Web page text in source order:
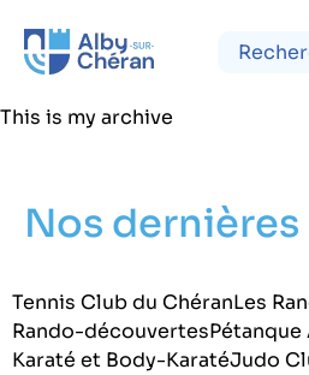
This is my archive
Nos
Tennis Club du ChéranLes
Rando-découvertes
Karaté et Body-KaratéJudo